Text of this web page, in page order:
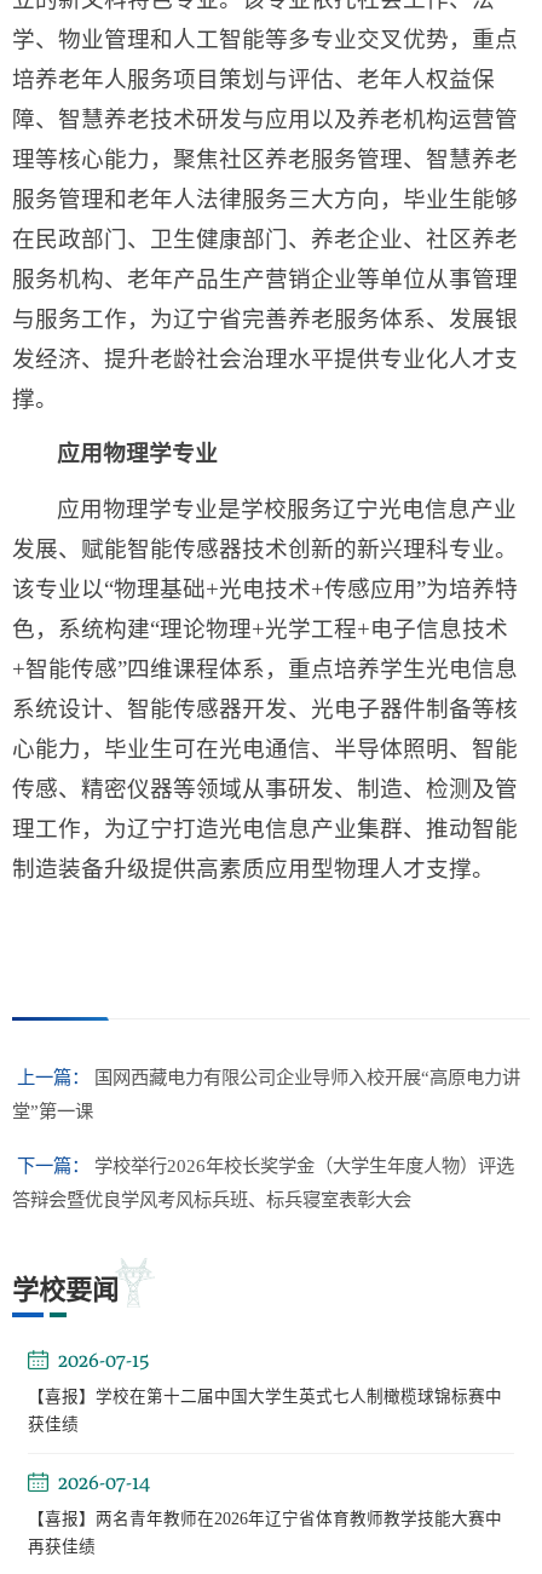
学、物业管理和人工智能等多专业交叉优势，重点
培养老年人服务项目策划与评估、老年人权益保
障、智慧养老技术研发与应用以及养老机构运营管
理等核心能力，聚焦社区养老服务管理、智慧养老
服务管理和老年人法律服务三大方向，毕业生能够
在民政部门、卫生健康部门、养老企业、社区养老
服务机构、老年产品生产营销企业等单位从事管理
与服务工作，为辽宁省完善养老服务体系、发展银
发经济、提升老龄社会治理水平提供专业化人才支
撑。
应用物理学专业
应用物理学专业是学校服务辽宁光电信息产业
发展、赋能智能传感器技术创新的新兴理科专业。
该专业以“物理基础+光电技术+传感应用”为培养特
色，系统构建“理论物理+光学工程+电子信息技术
+智能传感”四维课程体系，重点培养学生光电信息
系统设计、智能传感器开发、光电子器件制备等核
心能力，毕业生可在光电通信、半导体照明、智能
传感、精密仪器等领域从事研发、制造、检测及管
理工作，为辽宁打造光电信息产业集群、推动智能
制造装备升级提供高素质应用型物理人才支撑。
上一篇：
国网西藏电力有限公司企业导师入校开展“高原电力讲
堂”第一课
下一篇：
学校举行2026年校长奖学金（大学生年度人物）评选
答辩会暨优良学风考风标兵班、标兵寝室表彰大会
学校要闻
2026-07-15
【喜报】学校在第十二届中国大学生英式七人制橄榄球锦标赛中
获佳绩
2026-07-14
【喜报】两名青年教师在2026年辽宁省体育教师教学技能大赛中
再获佳绩